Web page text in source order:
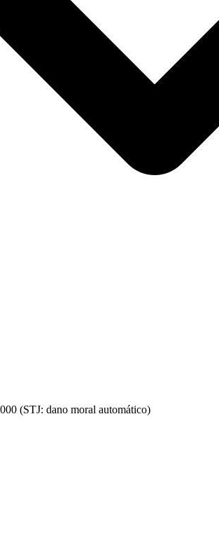
(STJ: dano moral automático)